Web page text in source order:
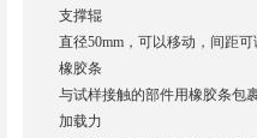
支撑辊
直径50mm，可以移动，间距
橡胶条
与试样接触的部件用橡胶条包
加载力